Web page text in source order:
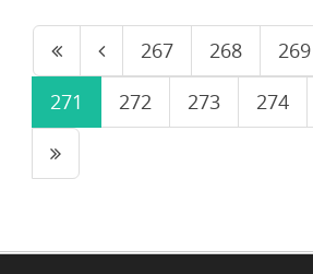
267 268 269
271
272 273 274